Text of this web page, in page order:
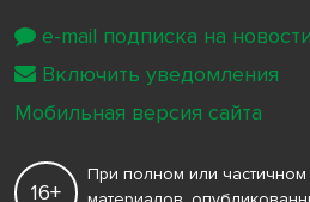
16+
При полном или
e-mail подписка на новости
Включить уведомления
Мобильная версия сайта